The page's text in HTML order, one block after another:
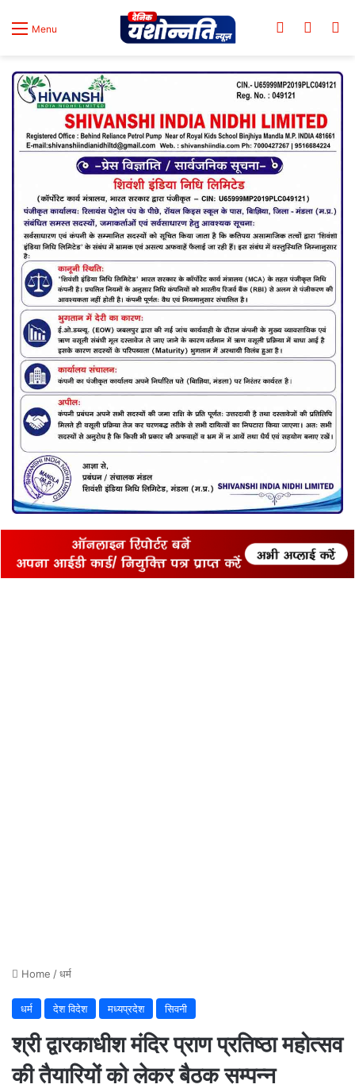
Menu Log In
Home /धर्म
धर्म देश विदेश मध्यप्रदेश सिवनी
श्री द्वारकाधीश मंदिर प्राण प्रतिष्ठा महोत्सव
की तैयारियों को लेकर बैठक सम्पन्न